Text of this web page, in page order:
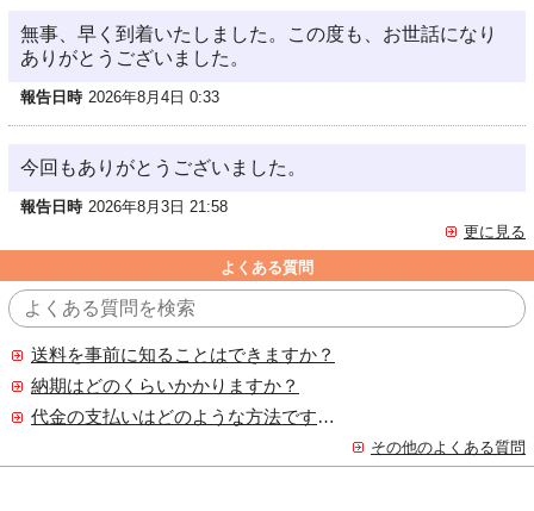
無事、早く到着いたしました。この度も、お世話になり
ありがとうございました。
報告日時 2026年8月4日 0:33
今回もありがとうございました。
報告日時 2026年8月3日 21:58
更に見る
よくある質問
送料を事前に知ることはできますか？
納期はどのくらいかかりますか？
代金の支払いはどのような方法ですか？
その他のよくある質問